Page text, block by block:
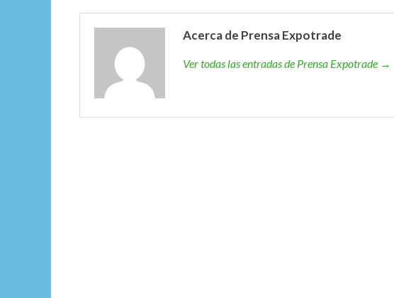
Acerca de Prensa Expotrade
Ver todas las entradas de Prensa Expotrade →